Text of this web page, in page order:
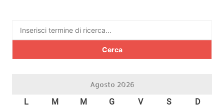
Ricerca
Agosto 2026
L M M G V S D